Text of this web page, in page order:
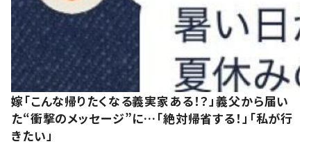
嫁「こんな帰りたくなる義実家ある！？」義父から届い
た“衝撃のメッセージ”に…「絶対帰省する！」「私が行
きたい」